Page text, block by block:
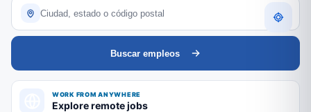
Buscar empleos
WORK FROM ANYWHERE
Explore remote jobs